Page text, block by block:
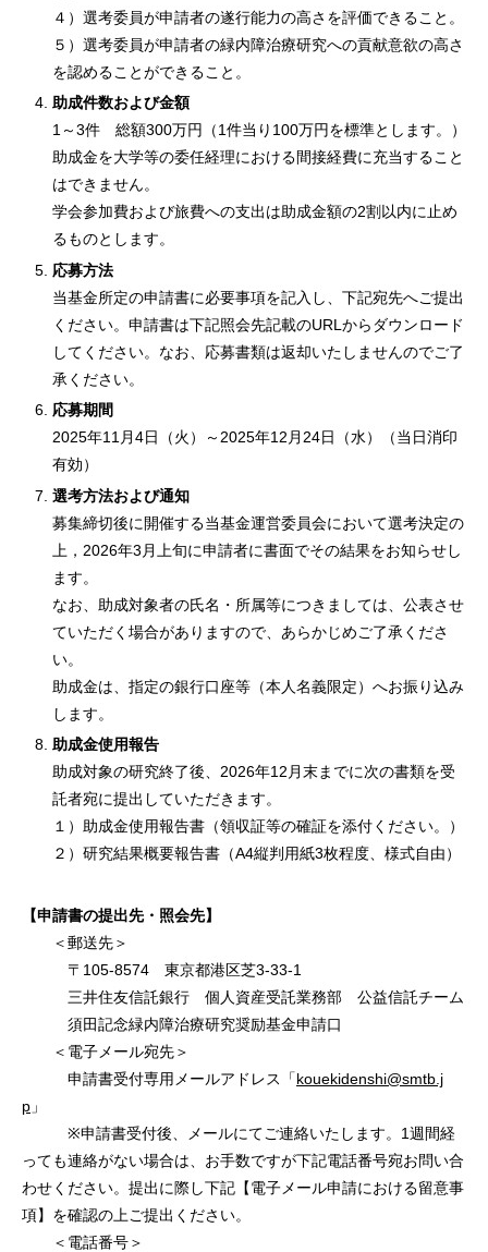
４）選考委員が申請者の遂行能力の高さを評価できること。
５）選考委員が申請者の緑内障治療研究への貢献意欲の高さ
を認めることができること。
助成件数および金額
1～3件 総額300万円（1件当り100万円を標準とします。）
助成金を大学等の委任経理における間接経費に充当すること
はできません。
学会参加費および旅費への支出は助成金額の2割以内に止め
るものとします。
応募方法
当基金所定の申請書に必要事項を記入し、下記宛先へご提出
ください。申請書は下記照会先記載のURLからダウンロード
してください。なお、応募書類は返却いたしませんのでご了
承ください。
応募期間
2025年11月4日（火）～2025年12月24日（水）（当日消印
有効）
選考方法および通知
募集締切後に開催する当基金運営委員会において選考決定の
上，2026年3月上旬に申請者に書面でその結果をお知らせし
ます。
なお、助成対象者の氏名・所属等につきましては、公表させ
ていただく場合がありますので、あらかじめご了承くださ
い。
助成金は、指定の銀行口座等（本人名義限定）へお振り込み
します。
助成金使用報告
助成対象の研究終了後、2026年12月末までに次の書類を受
託者宛に提出していただきます。
１）助成金使用報告書（領収証等の確証を添付ください。）
２）研究結果概要報告書（A4縦判用紙3枚程度、様式自由）
【申請書の提出先・照会先】
＜郵送先＞
〒105-8574 東京都港区芝3-33-1
三井住友信託銀行 個人資産受託業務部 公益信託チーム
須田記念緑内障治療研究奨励基金申請口
＜電子メール宛先＞
申請書受付専用メールアドレス「kouekidenshi@smtb.j
p 」
※申請書受付後、メールにてご連絡いたします。1週間経
っても連絡がない場合は、お手数ですが下記電話番号宛お問い合
わせください。提出に際し下記【電子メール申請における留意事
項】を確認の上ご提出ください。
＜電話番号＞